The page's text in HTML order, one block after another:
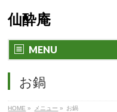
仙酔庵
MENU
お鍋
HOME » メニュー » お鍋